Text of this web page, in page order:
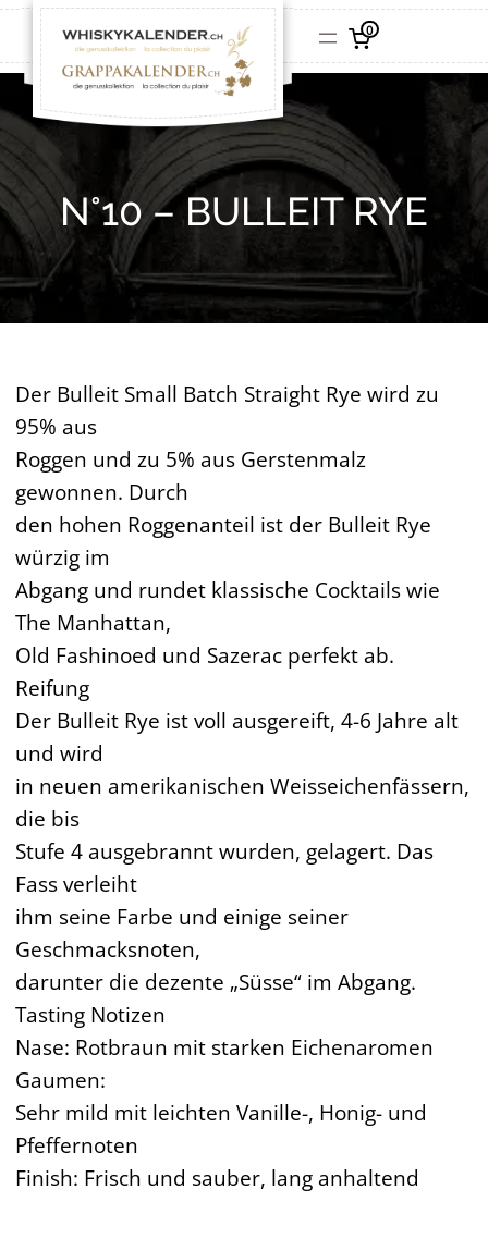
0
N°10 – BULLEIT RYE
Der Bulleit Small Batch Straight Rye wird zu
95% aus
Roggen und zu 5% aus Gerstenmalz
gewonnen. Durch
den hohen Roggenanteil ist der Bulleit Rye
würzig im
Abgang und rundet klassische Cocktails wie
The Manhattan,
Old Fashinoed und Sazerac perfekt ab.
Reifung
Der Bulleit Rye ist voll ausgereift, 4-6 Jahre alt
und wird
in neuen amerikanischen Weisseichenfässern,
die bis
Stufe 4 ausgebrannt wurden, gelagert. Das
Fass verleiht
ihm seine Farbe und einige seiner
Geschmacksnoten,
darunter die dezente „Süsse“ im Abgang.
Tasting Notizen
Nase: Rotbraun mit starken Eichenaromen
Gaumen:
Sehr mild mit leichten Vanille-, Honig- und
Pfeffernoten
Finish: Frisch und sauber, lang anhaltend